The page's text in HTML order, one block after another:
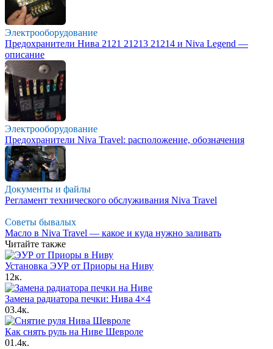
Электрооборудование
Предохранители Нива 2121 21213 21214 и Niva Legend —
описание
Электрооборудование
Предохранители Niva Travel: расположение, обозначения
Документы и файлы
Регламент технического обслуживания Niva Travel
Советы бывалых
Масло в Niva Travel — какое и куда нужно заливать
Читайте также
Установка ЭУР от Приоры на Ниву
1 2к.
Замена радиатора печки: Нива 4×4
03.4к.
Как снять руль на Ниве Шевроле
01.4к.